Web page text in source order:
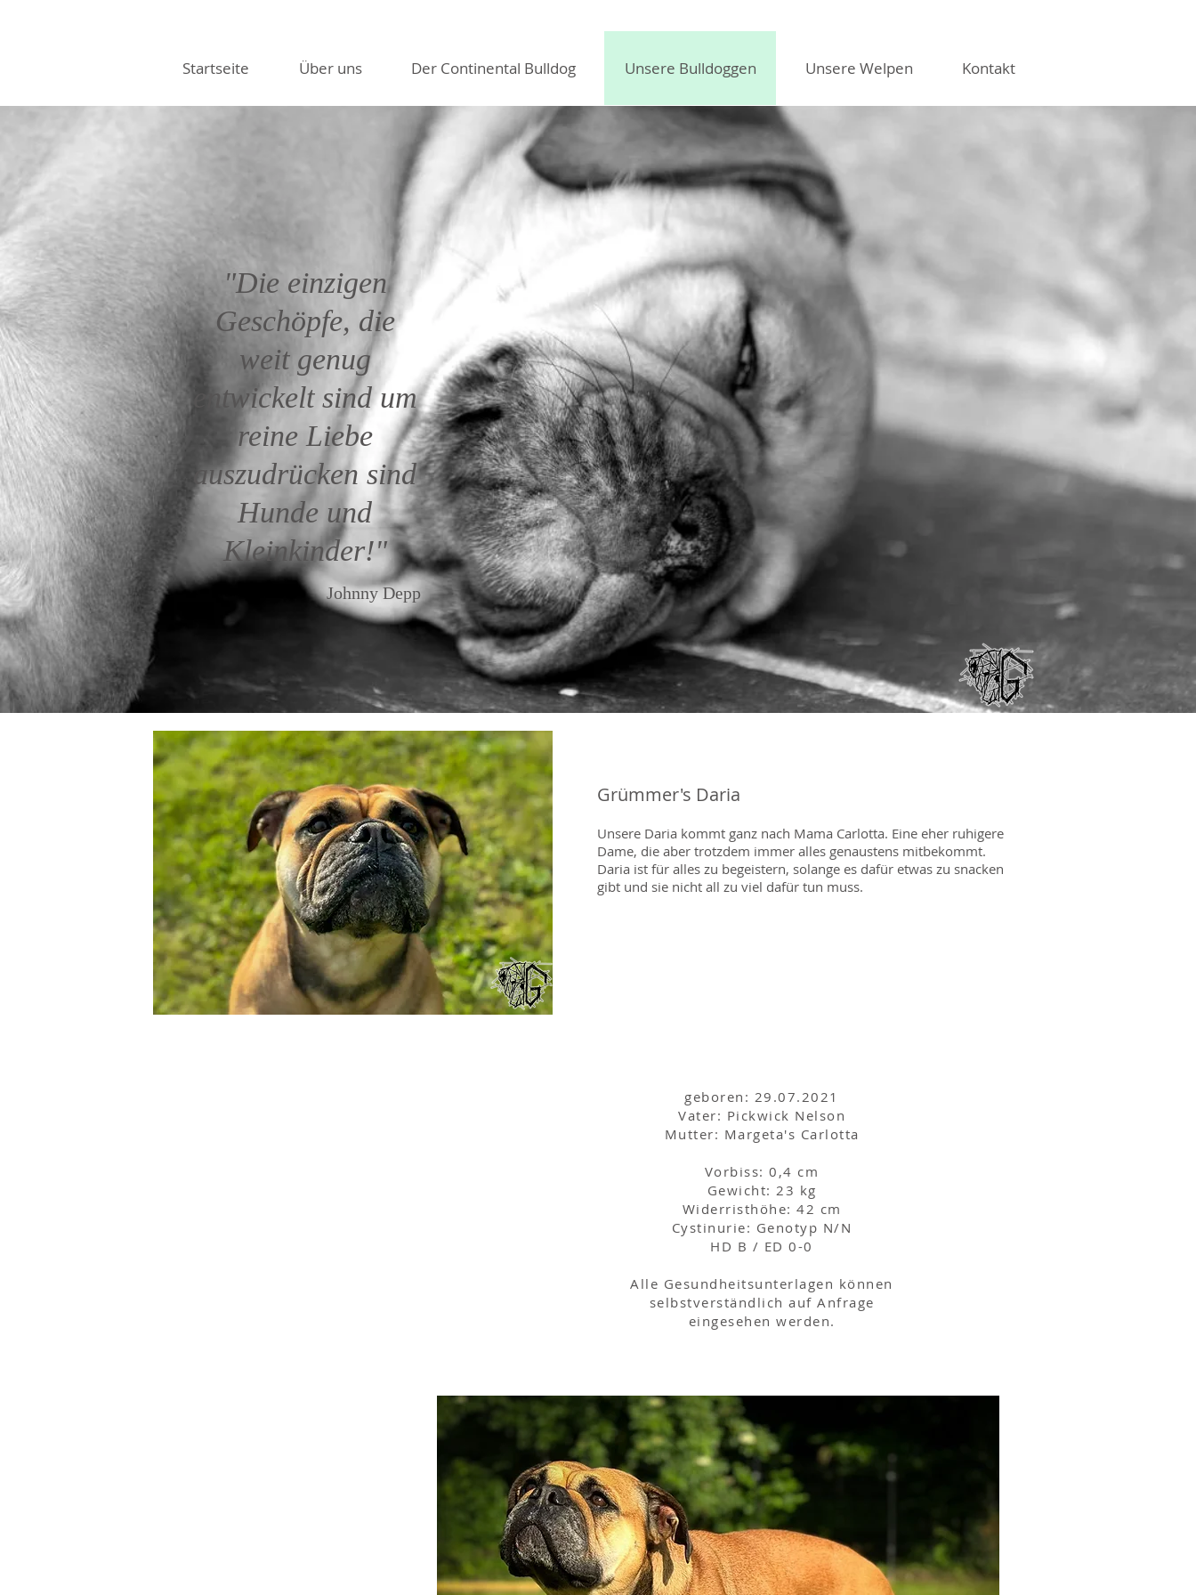
Startseite Über uns Der Continental Bulldog Unsere Bulldoggen Unsere Welpen Kontakt
"Die einzigen
Geschöpfe, die
weit genug
entwickelt sind um
reine Liebe
auszudrücken sind
Hunde und
Kleinkinder!"
Johnny Depp
Grümmer's Daria
Unsere Daria kommt ganz nach Mama Carlotta. Eine eher ruhigere
Dame, die aber trotzdem immer alles genaustens mitbekommt.
Daria ist für alles zu begeistern, solange es dafür etwas zu snacken
gibt und sie nicht all zu viel dafür tun muss.
geboren: 29.07.2021
Vater: Pickwick Nelson
Mutter: Margeta's Carlotta
Vorbiss: 0,4 cm
Gewicht: 23 kg
Widerristhöhe: 42 cm
Cystinurie: Genotyp N/N
HD B / ED 0-0
Alle Gesundheitsunterlagen können
selbstverständlich auf Anfrage
eingesehen werden.